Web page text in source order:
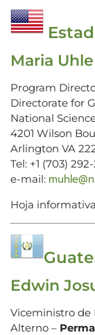
Maria Uhle
Program
Directorate for
National
4201 Wilson
Arlington VA
Tel: +1 (703)
e-mail:
Hoja
Edwin
Viceministro de
Alterno –